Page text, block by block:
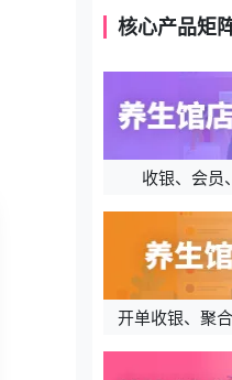
核心产品矩
收银、会员
开单收银、聚